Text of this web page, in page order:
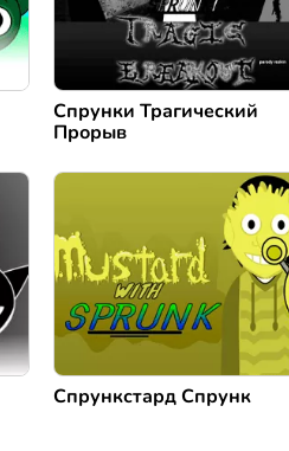
Спрунки Трагический
Прорыв
Спрункстард Спрунк